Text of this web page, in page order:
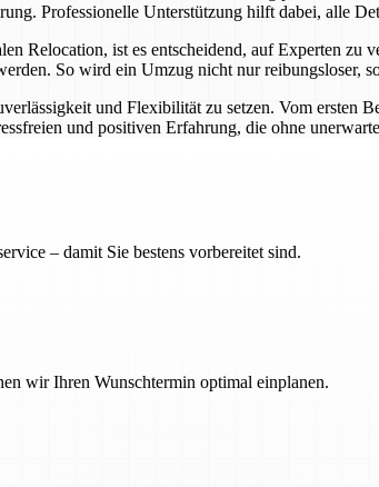
Professionelle Unterstützung hilft dabei, alle
Relocation, ist es entscheidend, auf Experten zu
So wird ein Umzug nicht nur reibungsloser,
und Flexibilität zu setzen. Vom ersten
und positiven Erfahrung, die ohne
– damit Sie bestens vorbereitet sind.
wir Ihren Wunschtermin optimal einplanen.